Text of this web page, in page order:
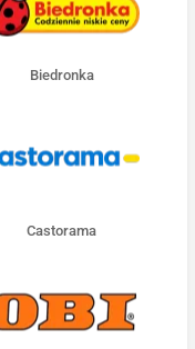
Biedronka
Castorama